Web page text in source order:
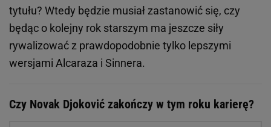
tytułu? Wtedy będzie musiał zastanowić się, czy
będąc o kolejny rok starszym ma jeszcze siły
rywalizować z prawdopodobnie tylko lepszymi
wersjami Alcaraza i Sinnera.
Czy Novak Djoković zakończy w tym roku karierę?